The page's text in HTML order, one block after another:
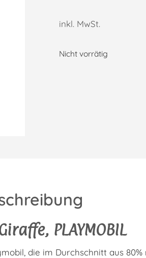
inkl. MwSt.
Nicht vorrätig
PLAYMOBIL
die im Durchschnitt aus